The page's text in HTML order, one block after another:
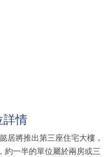
詳情
居將推出第三座住宅大樓，
約一半的單位屬於兩房或三